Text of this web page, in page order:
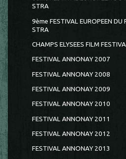
STRA
9ème FESTIVAL EUROPEEN DU
STRA
CHAMPS ELYSEES FILM
FESTIVAL ANNONAY 2007
FESTIVAL ANNONAY 2008
FESTIVAL ANNONAY 2009
FESTIVAL ANNONAY 2010
FESTIVAL ANNONAY 2011
FESTIVAL ANNONAY 2012
FESTIVAL ANNONAY 2013